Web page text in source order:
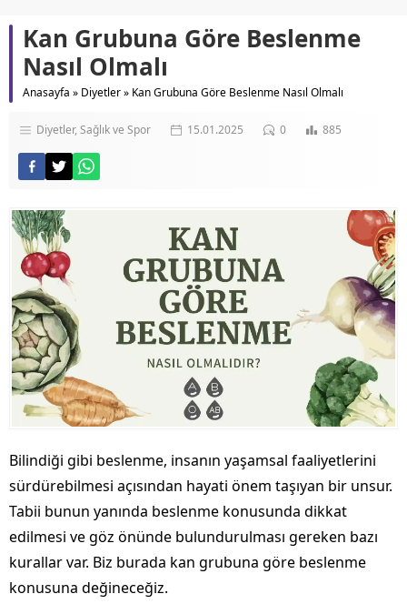
Kan Grubuna Göre Beslenme
Nasıl Olmalı
Anasayfa » Diyetler» Kan Grubuna Göre Beslenme Nasıl Olmalı
Diyetler Sağlık ve Spor 15.01.2025 0 885
Bilindiği gibi beslenme, insanın yaşamsal faaliyetlerini
sürdürebilmesi açısından hayati önem taşıyan bir unsur.
Tabii bunun yanında beslenme konusunda dikkat
edilmesi ve göz önünde bulundurulması gereken bazı
kurallar var. Biz burada kan grubuna göre beslenme
konusuna değineceğiz.